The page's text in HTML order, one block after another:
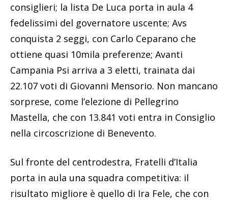
consiglieri; la lista De Luca porta in aula 4
fedelissimi del governatore uscente; Avs
conquista 2 seggi, con Carlo Ceparano che
ottiene quasi 10mila preferenze; Avanti
Campania Psi arriva a 3 eletti, trainata dai
22.107 voti di Giovanni Mensorio. Non mancano
sorprese, come l’elezione di Pellegrino
Mastella, che con 13.841 voti entra in Consiglio
nella circoscrizione di Benevento.
Sul fronte del centrodestra, Fratelli d’Italia
porta in aula una squadra competitiva: il
risultato migliore è quello di Ira Fele, che con